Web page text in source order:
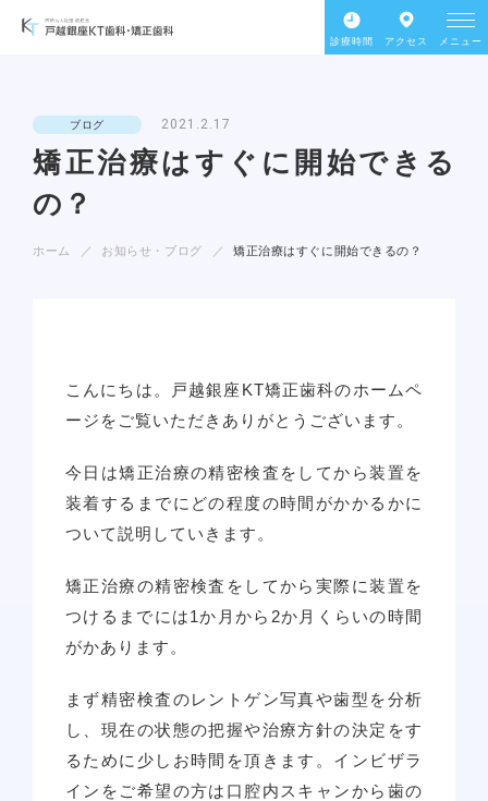
診療時間 アクセス メニュー
ブログ 2021.2.17
矯正治療はすぐに開始できる
の？
ホーム お知らせ・ブログ 矯正治療はすぐに開始できるの？
こんにちは。戸越銀座KT矯正歯科のホームペ
ージをご覧いただきありがとうございます。
今日は矯正治療の精密検査をしてから装置を
装着するまでにどの程度の時間がかかるかに
ついて説明していきます。
矯正治療の精密検査をしてから実際に装置を
つけるまでには1か月から2か月くらいの時間
がかあります。
まず精密検査のレントゲン写真や歯型を分析
し、現在の状態の把握や治療方針の決定をす
るために少しお時間を頂きます。インビザラ
インをご希望の方は口腔内スキャンから歯の